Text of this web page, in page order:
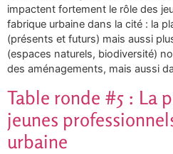
impactent fortement le rôle des
fabrique urbaine dans la cité : la
(présents et futurs) mais aussi
(espaces naturels, biodiversité)
des aménagements, mais aussi
Table ronde #5 : La
jeunes
urbaine